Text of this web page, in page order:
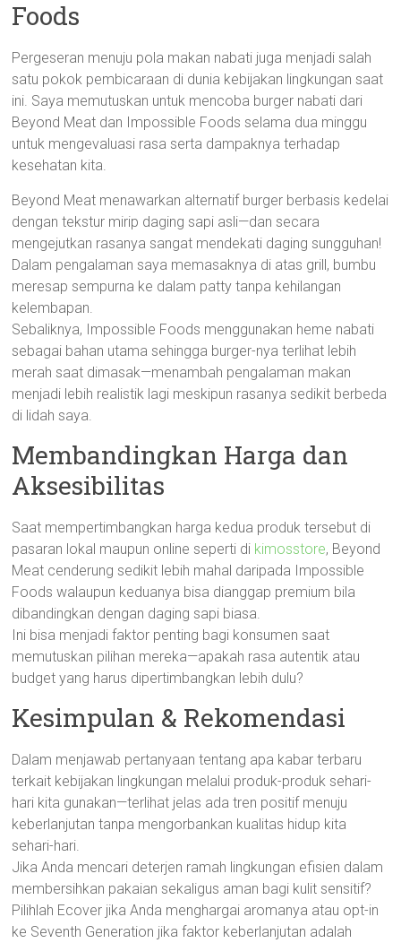
Foods
Pergeseran menuju pola makan nabati juga menjadi salah
satu pokok pembicaraan di dunia kebijakan lingkungan saat
ini. Saya memutuskan untuk mencoba burger nabati dari
Beyond Meat dan Impossible Foods selama dua minggu
untuk mengevaluasi rasa serta dampaknya terhadap
kesehatan kita.
Beyond Meat menawarkan alternatif burger berbasis kedelai
dengan tekstur mirip daging sapi asli—dan secara
mengejutkan rasanya sangat mendekati daging sungguhan!
Dalam pengalaman saya memasaknya di atas grill, bumbu
meresap sempurna ke dalam patty tanpa kehilangan
kelembapan.
Sebaliknya, Impossible Foods menggunakan heme nabati
sebagai bahan utama sehingga burger-nya terlihat lebih
merah saat dimasak—menambah pengalaman makan
menjadi lebih realistik lagi meskipun rasanya sedikit berbeda
di lidah saya.
Membandingkan Harga dan
Aksesibilitas
Saat mempertimbangkan harga kedua produk tersebut di
pasaran lokal maupun online seperti di kimosstore, Beyond
Meat cenderung sedikit lebih mahal daripada Impossible
Foods walaupun keduanya bisa dianggap premium bila
dibandingkan dengan daging sapi biasa.
Ini bisa menjadi faktor penting bagi konsumen saat
memutuskan pilihan mereka—apakah rasa autentik atau
budget yang harus dipertimbangkan lebih dulu?
Kesimpulan & Rekomendasi
Dalam menjawab pertanyaan tentang apa kabar terbaru
terkait kebijakan lingkungan melalui produk-produk sehari-
hari kita gunakan—terlihat jelas ada tren positif menuju
keberlanjutan tanpa mengorbankan kualitas hidup kita
sehari-hari.
Jika Anda mencari deterjen ramah lingkungan efisien dalam
membersihkan pakaian sekaligus aman bagi kulit sensitif?
Pilihlah Ecover jika Anda menghargai aromanya atau opt-in
ke Seventh Generation jika faktor keberlanjutan adalah